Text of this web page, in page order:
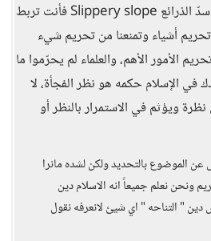
هذه مغالطةٌ اسمها سدّ الذرائع Slippery slope فأنت تربط
أشياء وتمنعنا من تحريم شيء
الأمور الأهم، والعلماء لم يحرّموا ما
في الإسلام حكمه هو نظر الفجأة، لا
ويؤثم في الاستمرار بالنظر أو
الموضوع بالتحديد ولكن لشده مانرا
ونحن نعلم جميعاً انه الاسلام دين
دين " التناحه " اي شيئ لانعرفه نقول